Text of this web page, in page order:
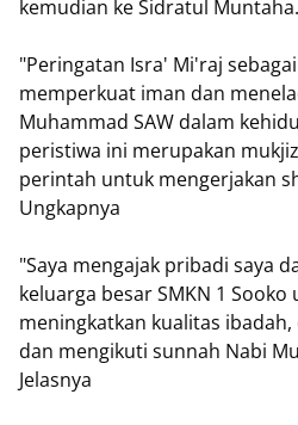
kemudian ke Sidratul Muntaha.
"Peringatan Isra' Mi'raj
memperkuat iman dan
Muhammad SAW dalam
peristiwa ini merupakan
perintah untuk mengerjakan
Ungkapnya
"Saya mengajak pribadi saya
keluarga besar SMKN 1
meningkatkan kualitas
dan mengikuti sunnah Nabi
Jelasnya